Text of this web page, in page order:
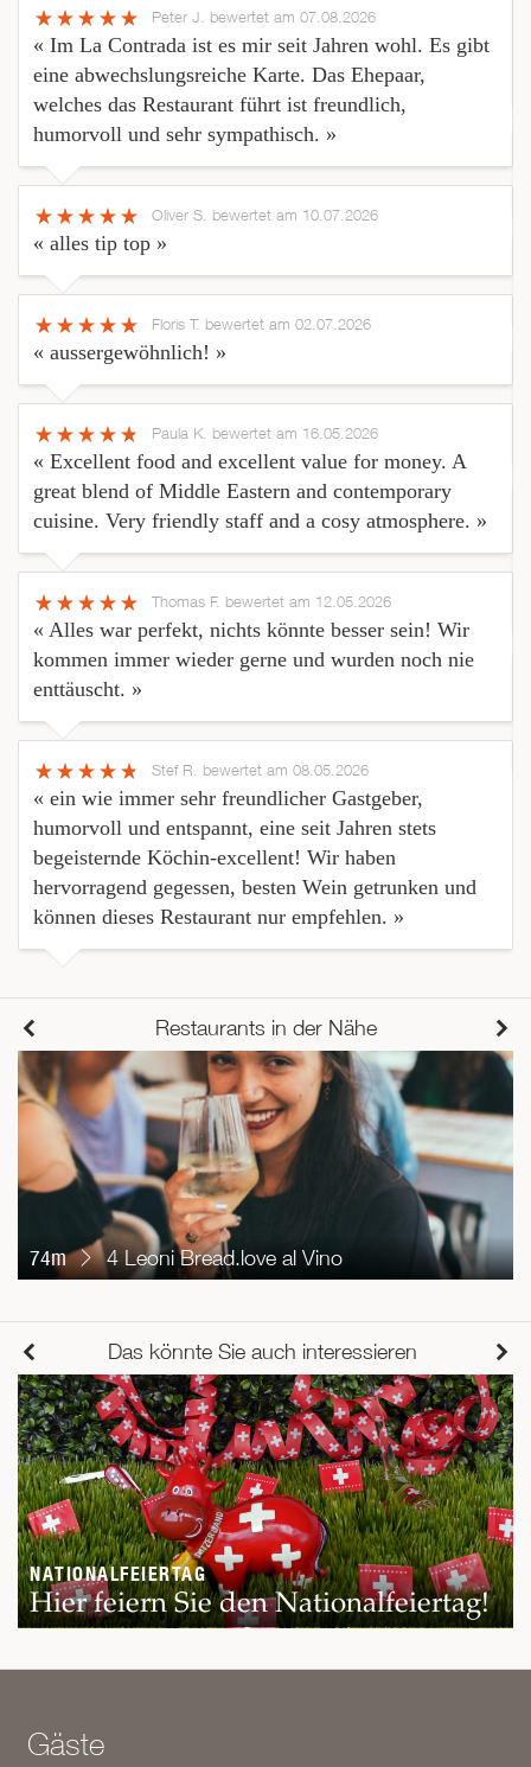
Peter J. bewertet am 07.08.2026
« Im La Contrada ist es mir seit Jahren wohl. Es gibt
eine abwechslungsreiche Karte. Das Ehepaar,
welches das Restaurant führt ist freundlich,
humorvoll und sehr sympathisch. »
Oliver S. bewertet am 10.07.2026
« alles tip top »
Floris T. bewertet am 02.07.2026
« aussergewöhnlich! »
Paula K. bewertet am 16.05.2026
« Excellent food and excellent value for money. A
great blend of Middle Eastern and contemporary
cuisine. Very friendly staff and a cosy atmosphere. »
Thomas F. bewertet am 12.05.2026
« Alles war perfekt, nichts könnte besser sein! Wir
kommen immer wieder gerne und wurden noch nie
enttäuscht. »
Stef R. bewertet am 08.05.2026
« ein wie immer sehr freundlicher Gastgeber,
humorvoll und entspannt, eine seit Jahren stets
begeisternde Köchin-excellent! Wir haben
hervorragend gegessen, besten Wein getrunken und
können dieses Restaurant nur empfehlen. »
Restaurants in der Nähe
74m 4 Leoni Bread.love al Vino
Das könnte Sie auch interessieren
NATIONALFEIERTAG
Hier feiern Sie den Nationalfeiertag!
Gäste